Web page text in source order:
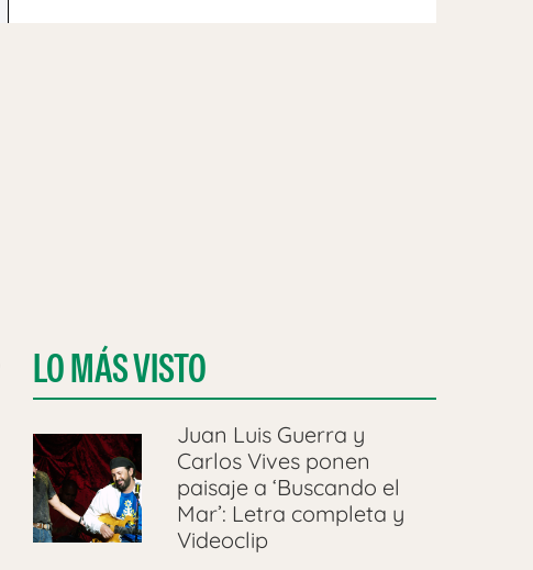
LO MÁS VISTO
Juan Luis Guerra y
Carlos Vives ponen
paisaje a ‘Buscando el
Mar’: Letra completa y
Videoclip